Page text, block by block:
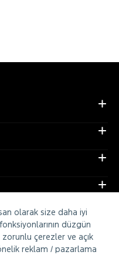
olarak size daha iyi
düzgün
zorunlu çerezler ve açık
reklam / pazarlama